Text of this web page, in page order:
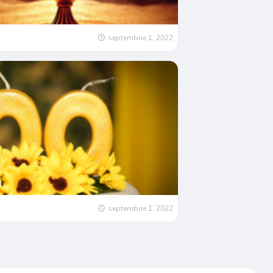
septembrie 1, 2022
septembrie 1, 2022